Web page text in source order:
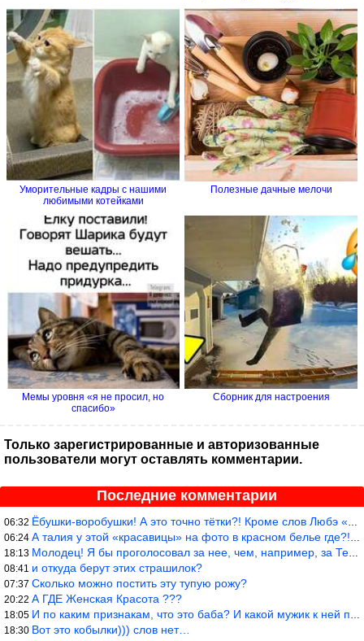
Уморительные кадры с нашими
любимыми котейками
Полезные дачные мелочи
Мемы уровня «я не просил, но
спасибо»
Сборник для настроения
Только зарегистрированные и авторизованные
пользователи могут оставлять комментарии.
Последние комментарии
06:32 Ёбушки-воробушки! А это точно тётки?! Кроме слов Любэ «ты агрега
06:24 А талия у этой «красавицы» на фото в красном белье где?!)))
18:13 Молодец! Я бы проголосовал за нее, чем, например, за Терешкову!
08:41 и откуда берут этих страшилок?
07:37 Сколько можно постить эту тупую рожу?
20:22 А ГДЕ Женская Красота ???
18:05 И по каким признакам, что это баба? И какой мужик к ней приблизи
18:30 Вот это кобылки))) слов нет…